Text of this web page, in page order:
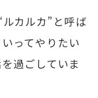
カルカ”と呼ば
ってやりたい
過ごしていま